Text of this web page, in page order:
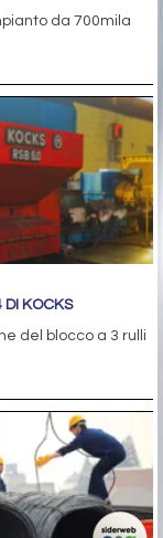
da 700mila
DI KOCKS
del blocco a 3 rulli